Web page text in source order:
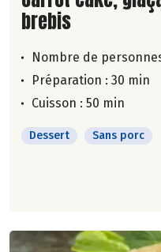
brebis
Nombre de
Préparation : 30 min
Cuisson : 50 min
Dessert Sans porc